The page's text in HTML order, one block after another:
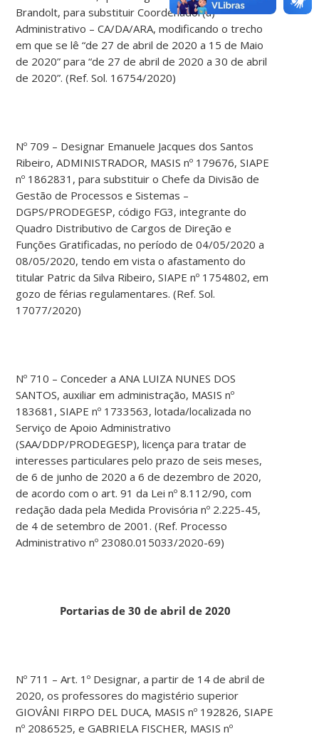
Brandolt, para substituir Coordenador(a)
Administrativo – CA/DA/ARA, modificando o trecho
em que se lê “de 27 de abril de 2020 a 15 de Maio
de 2020” para “de 27 de abril de 2020 a 30 de abril
de 2020”. (Ref. Sol. 16754/2020)
Nº 709 – Designar Emanuele Jacques dos Santos
Ribeiro, ADMINISTRADOR, MASIS nº 179676, SIAPE
nº 1862831, para substituir o Chefe da Divisão de
Gestão de Processos e Sistemas –
DGPS/PRODEGESP, código FG3, integrante do
Quadro Distributivo de Cargos de Direção e
Funções Gratificadas, no período de 04/05/2020 a
08/05/2020, tendo em vista o afastamento do
titular Patric da Silva Ribeiro, SIAPE nº 1754802, em
gozo de férias regulamentares. (Ref. Sol.
17077/2020)
Nº 710 – Conceder a ANA LUIZA NUNES DOS
SANTOS, auxiliar em administração, MASIS nº
183681, SIAPE nº 1733563, lotada/localizada no
Serviço de Apoio Administrativo
(SAA/DDP/PRODEGESP), licença para tratar de
interesses particulares pelo prazo de seis meses,
de 6 de junho de 2020 a 6 de dezembro de 2020,
de acordo com o art. 91 da Lei nº 8.112/90, com
redação dada pela Medida Provisória nº 2.225-45,
de 4 de setembro de 2001. (Ref. Processo
Administrativo nº 23080.015033/2020-69)
Portarias de 30 de abril de 2020
Nº 711 – Art. 1º Designar, a partir de 14 de abril de
2020, os professores do magistério superior
GIOVÂNI FIRPO DEL DUCA, MASIS nº 192826, SIAPE
nº 2086525, e GABRIELA FISCHER, MASIS nº